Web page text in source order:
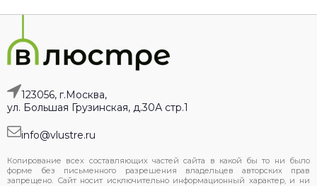
123056, г.Москва,
ул. Большая Грузинская, д.30А стр.1
info@vlustre.ru
Копирование всех составляющих частей сайта в какой бы то ни было
форме без письменного разрешения владельцев авторских прав
запрещено. Сайт носит исключительно информационный характер, и ни